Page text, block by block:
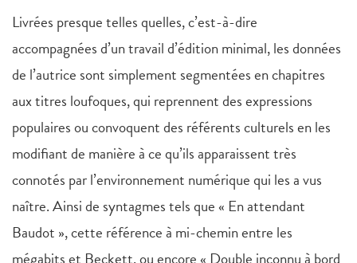
Livrées presque telles quelles, c’est-à-dire
accompagnées d’un travail d’édition minimal, les données
de l’autrice sont simplement segmentées en chapitres
aux titres loufoques, qui reprennent des expressions
populaires ou convoquent des référents culturels en les
modifiant de manière à ce qu’ils apparaissent très
connotés par l’environnement numérique qui les a vus
naître. Ainsi de syntagmes tels que « En attendant
Baudot », cette référence à mi-chemin entre les